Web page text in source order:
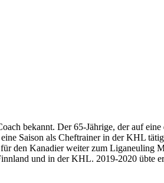
bekannt. Der 65-Jährige, der auf
Saison als Cheftrainer in der KHL
den Kanadier weiter zum Liganeuling
und in der KHL. 2019-2020